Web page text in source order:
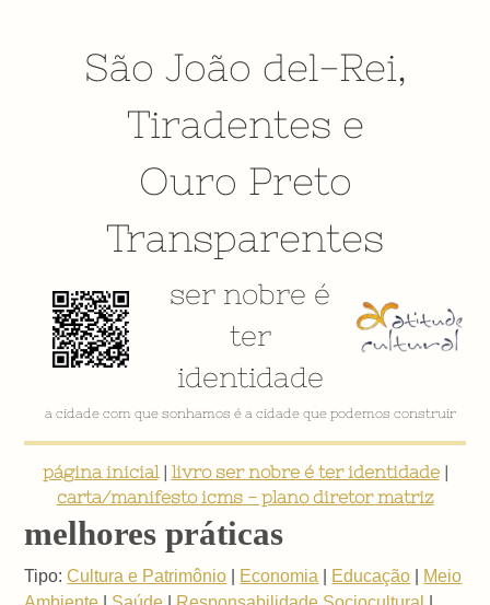
São João del-Rei,
Tiradentes e
Ouro Preto
Transparentes
ser nobre é
ter
identidade
VÍDEO INSTITUCIONAL
página inicial| livro ser nobre é ter identidade|
carta/manifesto icms - plano diretor matriz
melhores práticas
Tipo: Cultura e Patrimônio Economia Educação
Meio